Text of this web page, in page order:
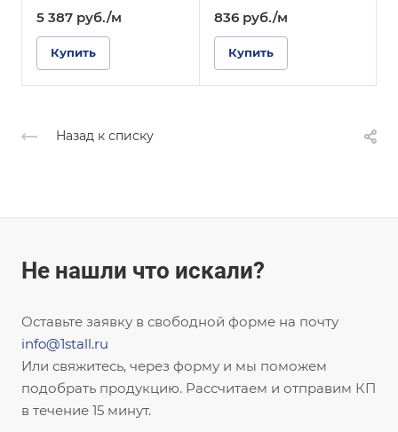
5 387 руб./м
Купить
836 руб./м
Купить
Назад к списку
Не нашли что искали?
Оставьте заявку в свободной форме на почту
info@1stall.ru
Или свяжитесь, через форму и мы поможем
подобрать продукцию. Рассчитаем и отправим КП
в течение 15 минут.